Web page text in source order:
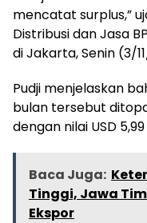
mencatat surplus,”
Distribusi dan Jasa
di Jakarta, Senin (3/
Pudji menjelaskan
bulan tersebut
dengan nilai USD
Baca Juga:
Tinggi, Jawa
Ekspor